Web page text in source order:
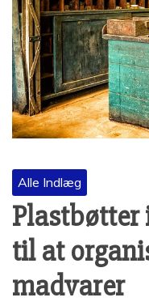
Alle Indlæg
Plastbøtter
til at
madvarer